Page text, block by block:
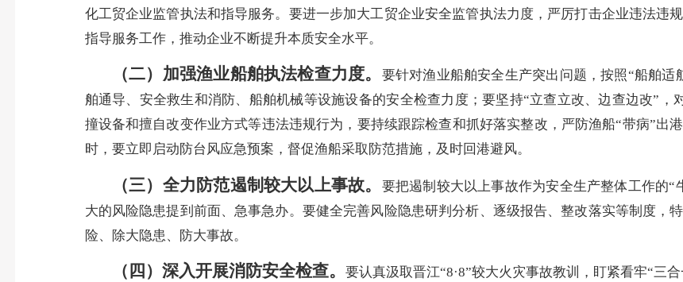
化工贸企业监管执法和指导服务。要进一步加大工贸企业安全监管执法力度，严厉打击企业违法违
指导服务工作，推动企业不断提升本质安全水平。
（二）加强渔业船舶执法检查力度。
要针对渔业船舶安全生产突出问题，按照“船舶
舶通导、安全救生和消防、船舶机械等设施设备的安全检查力度；要坚持“立查立改、边查边改”
撞设备和擅自改变作业方式等违法违规行为，要持续跟踪检查和抓好落实整改，严防渔船“带病”出
时，要立即启动防台风应急预案，督促渔船采取防范措施，及时回港避风。
（三）全力防范遏制较大以上事故。
要把遏制较大以上事故作为安全生产整体工作的
大的风险隐患提到前面、急事急办。要健全完善风险隐患研判分析、逐级报告、整改落实等制度，
险、除大隐患、防大事故。
（四）深入开展消防安全检查。
要认真汲取晋江“8·8”较大火灾事故教训，盯紧看牢“三